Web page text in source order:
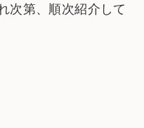
次第、順次紹介して